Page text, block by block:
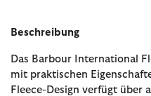
Beschreibung
Das Barbour International
mit praktischen
Fleece-Design verfügt über